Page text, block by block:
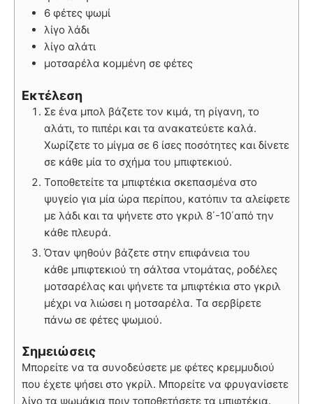
6 φέτες ψωμί
λίγο λάδι
λίγο αλάτι
μοτσαρέλα κομμένη σε φέτες
Εκτέλεση
Σε ένα μπολ βάζετε τον κιμά, τη ρίγανη, το
αλάτι, το πιπέρι και τα ανακατεύετε καλά.
Χωρίζετε το μίγμα σε 6 ίσες ποσότητες και δίνετε
σε κάθε μία το σχήμα του μπιφτεκιού.
Τοποθετείτε τα μπιφτέκια σκεπασμένα στο
ψυγείο για μία ώρα περίπου, κατόπιν τα αλείφετε
με λάδι και τα ψήνετε στο γκριλ 8΄-10΄από την
κάθε πλευρά.
Όταν ψηθούν βάζετε στην επιφάνεια του
κάθε μπιφτεκιού τη σάλτσα ντομάτας, ροδέλες
μοτσαρέλας και ψήνετε τα μπιφτέκια στο γκριλ
μέχρι να λιώσει η μοτσαρέλα. Τα σερβίρετε
πάνω σε φέτες ψωμιού.
Σημειώσεις
Μπορείτε να τα συνοδεύσετε με φέτες κρεμμυδιού
που έχετε ψήσει στο γκρίλ. Μπορείτε να φρυγανίσετε
λίγο τα ψωμάκια πριν τοποθετήσετε τα μπιφτέκια.